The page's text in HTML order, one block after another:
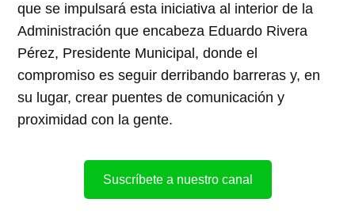
que se impulsará esta iniciativa al interior de la
Administración que encabeza Eduardo Rivera
Pérez, Presidente Municipal, donde el
compromiso es seguir derribando barreras y, en
su lugar, crear puentes de comunicación y
proximidad con la gente.
Suscríbete a nuestro canal